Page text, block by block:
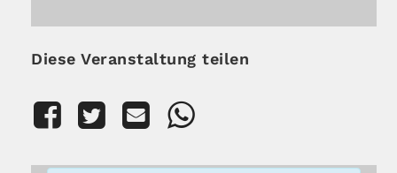
Diese Veranstaltung teilen